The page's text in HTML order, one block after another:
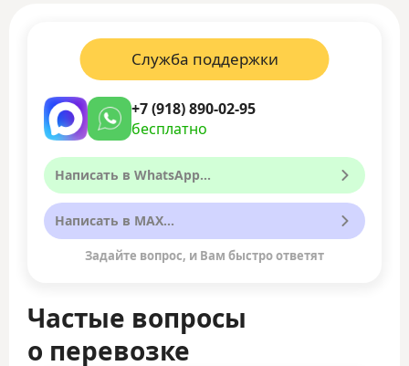
Частые вопросы
о перевозке
Служба поддержки
+7 (918) 890-02-95
бесплатно
Написать в WhatsApp...
Написать в MAX...
Задайте вопрос, и Вам быстро ответят